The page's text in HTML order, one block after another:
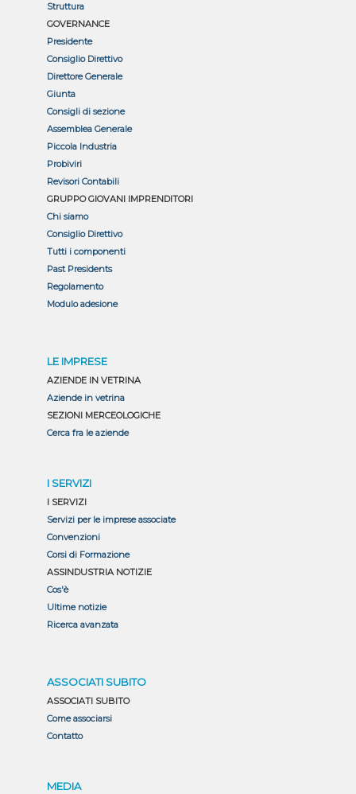
Struttura
GOVERNANCE
Presidente
Consiglio Direttivo
Direttore Generale
Giunta
Consigli di sezione
Assemblea Generale
Piccola Industria
Probiviri
Revisori Contabili
GRUPPO GIOVANI IMPRENDITORI
Chi siamo
Consiglio Direttivo
Tutti i componenti
Past Presidents
Regolamento
Modulo adesione
LE IMPRESE
AZIENDE IN VETRINA
Aziende in vetrina
SEZIONI MERCEOLOGICHE
Cerca fra le aziende
I SERVIZI
I SERVIZI
Servizi per le imprese associate
Convenzioni
Corsi di Formazione
ASSINDUSTRIA NOTIZIE
Cos'è
Ultime notizie
Ricerca avanzata
ASSOCIATI SUBITO
ASSOCIATI SUBITO
Come associarsi
Contatto
MEDIA